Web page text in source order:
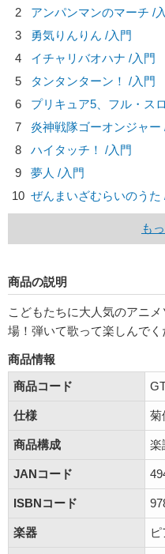
2
アンパンマンのマーチ /
3
勇気りんりん /入門
4
イチャリバオハナ /入門
5
タンタンターン！ /入門
6
プリキュア5、フル・ス
7
炎神戦隊ゴーオンジャー
8
ハイタッチ！ /入門
9
夢人 /入門
10 ぜんまいざむらいのうた
も
商品の説明
こどもたちに大人気のアニ
場！弾いて歌って楽しんでく
商品情報
商品コード
仕様 菊
商品構成 楽
JANコード
ISBNコード
楽器 ピ